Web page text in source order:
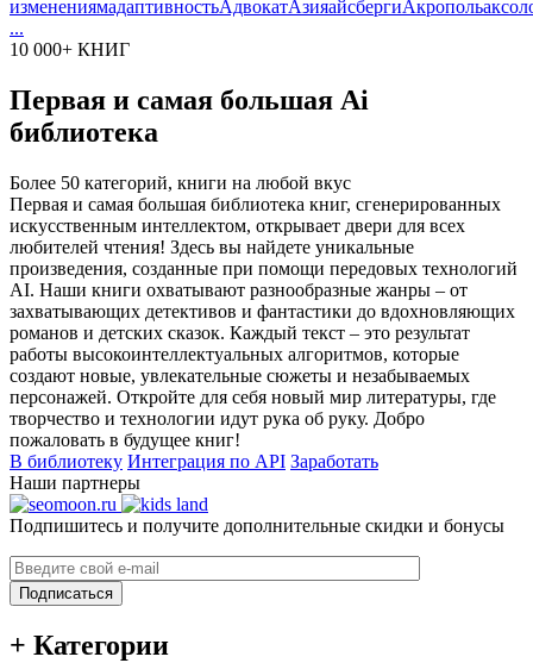
изменениямадаптивностьАдвокатАзияайсбергиАкрополь
...
10 000+ КНИГ
Первая и самая большая Ai
библиотека
Более 50 категорий, книги на любой вкус
Первая и самая большая библиотека книг, сгенерированных
искусственным интеллектом, открывает двери для всех
любителей чтения! Здесь вы найдете уникальные
произведения, созданные при помощи передовых технологий
AI. Наши книги охватывают разнообразные жанры – от
захватывающих детективов и фантастики до вдохновляющих
романов и детских сказок. Каждый текст – это результат
работы высокоинтеллектуальных алгоритмов, которые
создают новые, увлекательные сюжеты и незабываемых
персонажей. Откройте для себя новый мир литературы, где
творчество и технологии идут рука об руку. Добро
пожаловать в будущее книг!
В библиотеку Интеграция по API Заработать
Наши партнеры
Подпишитесь и получите дополнительные скидки и бонусы
Подписаться
+ Категории